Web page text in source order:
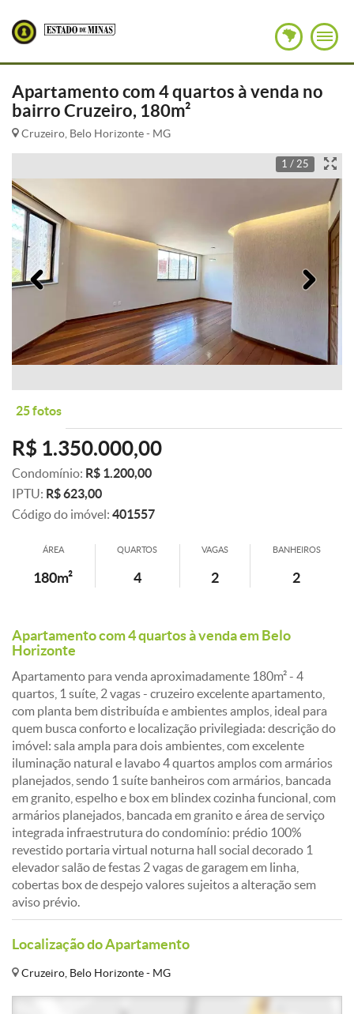
Apartamento com 4 quartos à venda no
bairro Cruzeiro, 180m²
Cruzeiro, Belo Horizonte - MG
1 / 25
Anterior
25 fotos
R$ 1.350.000,00
Condomínio: R$ 1.200,00
IPTU: R$ 623,00
Código do imóvel: 401557
ÁREA
180m²
QUARTOS
4
VAGAS
2
BANHEIROS
2
Apartamento com 4 quartos à venda em Belo
Horizonte
Apartamento para venda aproximadamente 180m² - 4
quartos, 1 suíte, 2 vagas - cruzeiro excelente apartamento,
com planta bem distribuída e ambientes amplos, ideal para
quem busca conforto e localização privilegiada: descrição do
imóvel: sala ampla para dois ambientes, com excelente
iluminação natural e lavabo 4 quartos amplos com armários
planejados, sendo 1 suíte banheiros com armários, bancada
em granito, espelho e box em blindex cozinha funcional, com
armários planejados, bancada em granito e área de serviço
integrada infraestrutura do condomínio: prédio 100%
revestido portaria virtual noturna hall social decorado 1
elevador salão de festas 2 vagas de garagem em linha,
cobertas box de despejo valores sujeitos a alteração sem
aviso prévio.
Localização do Apartamento
Cruzeiro, Belo Horizonte - MG